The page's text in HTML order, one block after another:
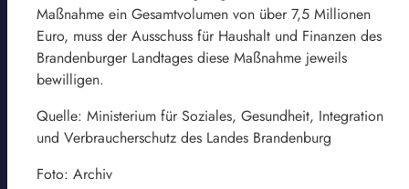
Maßnahme ein Gesamtvolumen von über 7,5 Millionen
Euro, muss der Ausschuss für Haushalt und Finanzen des
Brandenburger Landtages diese Maßnahme jeweils
bewilligen.
Quelle: Ministerium für Soziales, Gesundheit, Integration
und Verbraucherschutz des Landes Brandenburg
Foto: Archiv